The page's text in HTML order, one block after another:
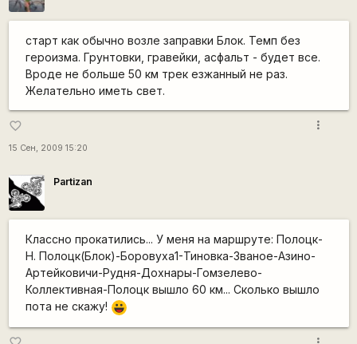
старт как обычно возле заправки Блок. Темп без
героизма. Грунтовки, гравейки, асфальт - будет все.
Вроде не больше 50 км трек езжанный не раз.
Желательно иметь свет.
favorite_border
15 Сен, 2009 15:20
more_vert
Partizan
Классно прокатились... У меня на маршруте: Полоцк-
Н. Полоцк(Блок)-Боровуха1-Тиновка-Званое-Азино-
Артейковичи-Рудня-Дохнары-Гомзелево-
Коллективная-Полоцк вышло 60 км... Сколько вышло
пота не скажу! |-))